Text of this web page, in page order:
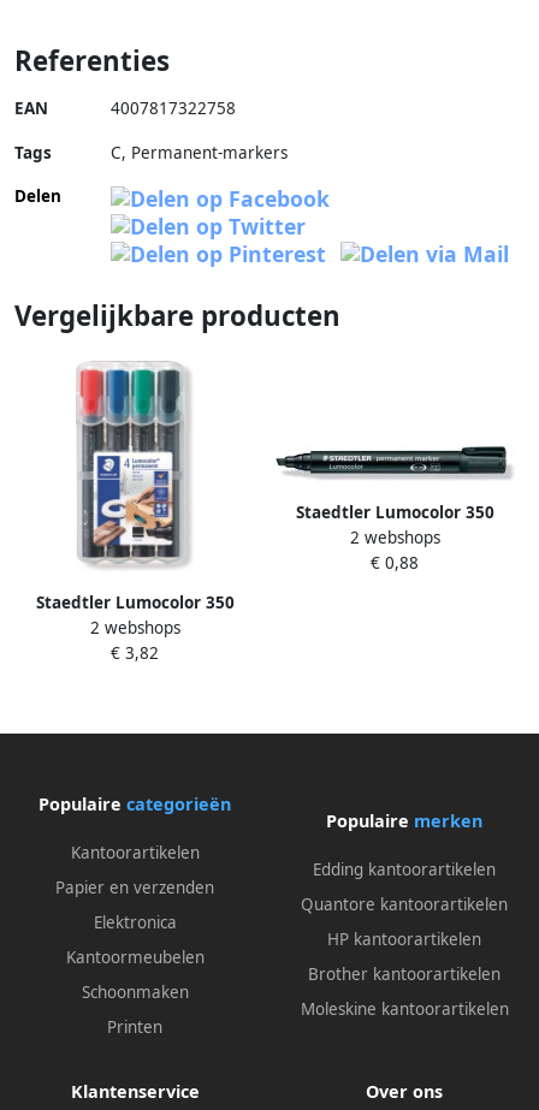
Referenties
EAN 4007817322758
Tags
C, Permanent-markers
Delen
Vergelijkbare producten
Staedtler Lumocolor 350
permanent marker schuine
punt 2 5 mm etui van 4 stuks
2 webshops
€ 3,82
Staedtler Lumocolor 350
permanent marker schuine
punt 2 5 mm zwart
2 webshops
€ 0,88
Populaire categorieën
Kantoorartikelen
Papier en verzenden
Elektronica
Kantoormeubelen
Schoonmaken
Printen
Populaire merken
Edding kantoorartikelen
Quantore kantoorartikelen
HP kantoorartikelen
Brother kantoorartikelen
Moleskine kantoorartikelen
Klantenservice Over ons